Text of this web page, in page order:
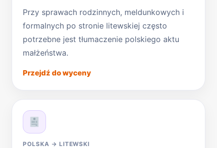
Przy sprawach rodzinnych, meldunkowych i
formalnych po stronie litewskiej często
potrzebne jest tłumaczenie polskiego aktu
małżeństwa.
Przejdź do wyceny
POLSKA → LITEWSKI